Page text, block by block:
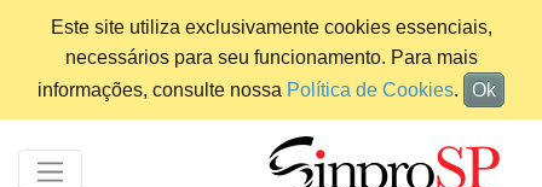
Este site utiliza exclusivamente cookies essenciais,
necessários para seu funcionamento. Para mais
informações, consulte nossa Política de Cookies. Ok